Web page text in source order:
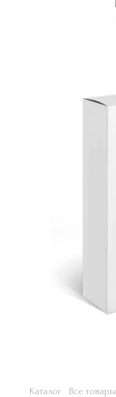
Каталог Все товары